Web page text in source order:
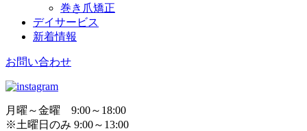
巻き爪矯正
デイサービス
新着情報
お問い合わせ
月曜～金曜 9:00～18:00
※土曜日のみ 9:00～13:00